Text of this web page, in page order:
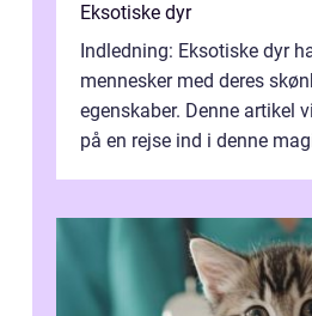
Eksotiske dyr
Indledning: Eksotiske dyr
mennesker med deres
egenskaber. Denne artikel
på en rejse ind i denne